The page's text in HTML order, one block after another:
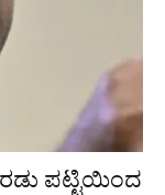
ಪಟ್ಟಿಯಿಂದ